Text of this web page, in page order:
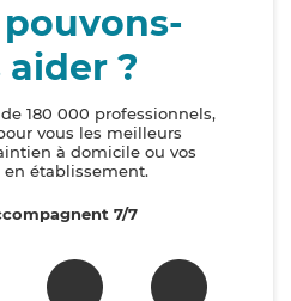
?
180 000 professionnels,
vous les meilleurs
à domicile ou vos
établissement.
7/7